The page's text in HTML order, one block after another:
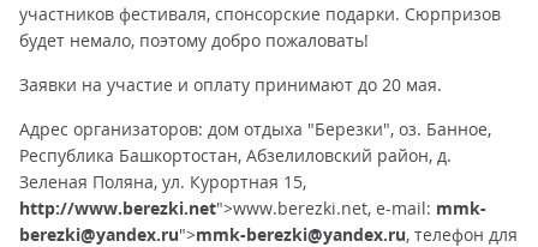
участников фестиваля, спонсорские подарки. Сюрпризов
будет немало, поэтому добро пожаловать!
Заявки на участие и оплату принимают до 20 мая.
Адрес организаторов: дом отдыха "Березки", оз. Банное,
Республика Башкортостан, Абзелиловский район, д.
Зеленая Поляна, ул. Курортная 15,
http://www.berezki.net">www.berezki.net, e-mail: mmk-
berezki@yandex.ru">mmk-berezki@yandex.ru, телефон для